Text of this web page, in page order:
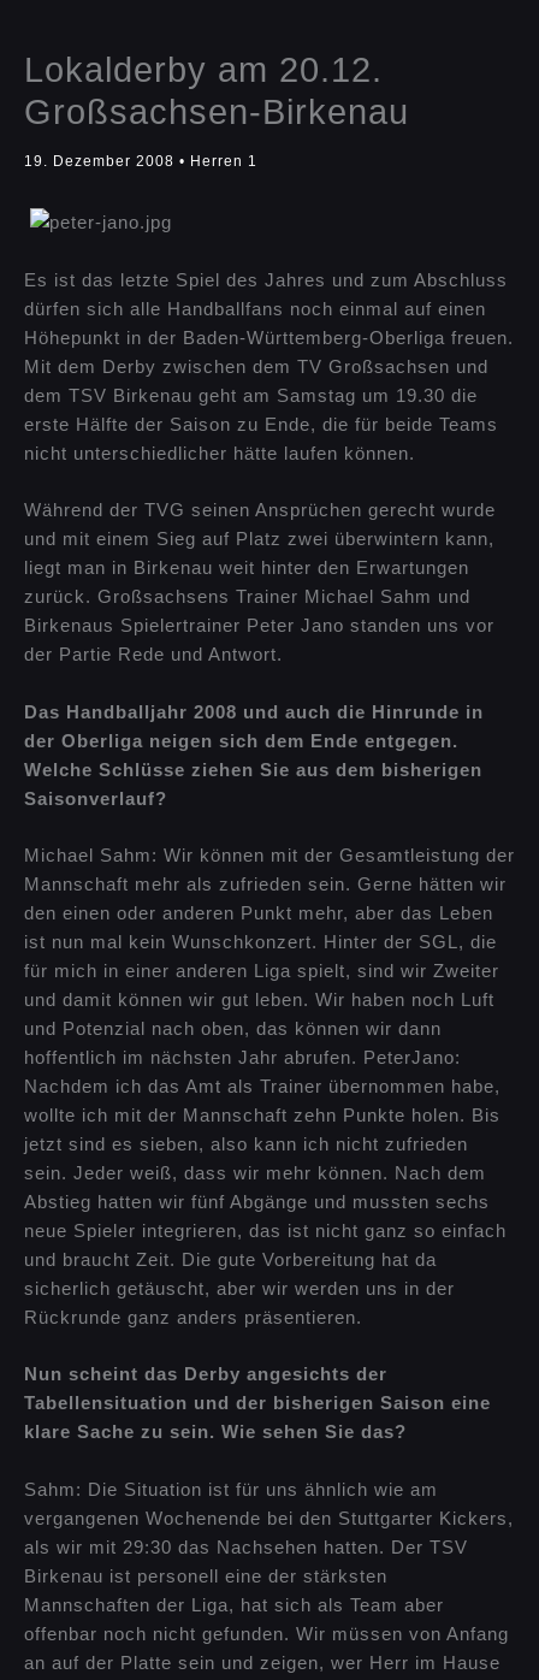
Lokalderby am 20.12.
Großsachsen-Birkenau
19. Dezember 2008 • Herren 1
Es ist das letzte Spiel des Jahres und zum Abschluss
dürfen sich alle Handballfans noch einmal auf einen
Höhepunkt in der Baden-Württemberg-Oberliga freuen.
Mit dem Derby zwischen dem TV Großsachsen und
dem TSV Birkenau geht am Samstag um 19.30 die
erste Hälfte der Saison zu Ende, die für beide Teams
nicht unterschiedlicher hätte laufen können.
Während der TVG seinen Ansprüchen gerecht wurde
und mit einem Sieg auf Platz zwei überwintern kann,
liegt man in Birkenau weit hinter den Erwartungen
zurück. Großsachsens Trainer Michael Sahm und
Birkenaus Spielertrainer Peter Jano standen uns vor
der Partie Rede und Antwort.
Das Handballjahr 2008 und auch die Hinrunde in
der Oberliga neigen sich dem Ende entgegen.
Welche Schlüsse ziehen Sie aus dem bisherigen
Saisonverlauf?
Michael Sahm: Wir können mit der Gesamtleistung der
Mannschaft mehr als zufrieden sein. Gerne hätten wir
den einen oder anderen Punkt mehr, aber das Leben
ist nun mal kein Wunschkonzert. Hinter der SGL, die
für mich in einer anderen Liga spielt, sind wir Zweiter
und damit können wir gut leben. Wir haben noch Luft
und Potenzial nach oben, das können wir dann
hoffentlich im nächsten Jahr abrufen. PeterJano:
Nachdem ich das Amt als Trainer übernommen habe,
wollte ich mit der Mannschaft zehn Punkte holen. Bis
jetzt sind es sieben, also kann ich nicht zufrieden
sein. Jeder weiß, dass wir mehr können. Nach dem
Abstieg hatten wir fünf Abgänge und mussten sechs
neue Spieler integrieren, das ist nicht ganz so einfach
und braucht Zeit. Die gute Vorbereitung hat da
sicherlich getäuscht, aber wir werden uns in der
Rückrunde ganz anders präsentieren.
Nun scheint das Derby angesichts der
Tabellensituation und der bisherigen Saison eine
klare Sache zu sein. Wie sehen Sie das?
Sahm: Die Situation ist für uns ähnlich wie am
vergangenen Wochenende bei den Stuttgarter Kickers,
als wir mit 29:30 das Nachsehen hatten. Der TSV
Birkenau ist personell eine der stärksten
Mannschaften der Liga, hat sich als Team aber
offenbar noch nicht gefunden. Wir müssen von Anfang
an auf der Platte sein und zeigen, wer Herr im Hause